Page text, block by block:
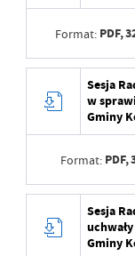
Opublikował
Data ostatniej
aktualizacji
Ostatnio
Format: PDF,
Wytworzył
Data ostatniej
aktualizacji
Sesja
w
Gminy
Format: PDF,
Wytworzył
Sesja
Gminy